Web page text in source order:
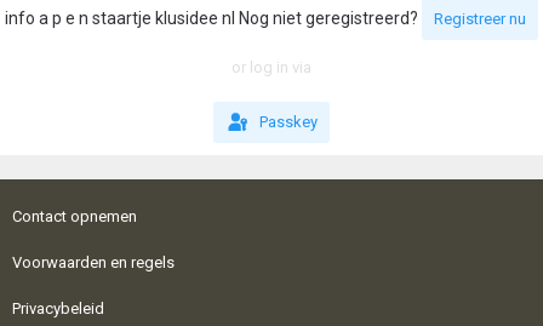
info a p e n staartje klusidee nl Nog niet geregistreerd?
Registreer nu
or log in via
Passkey
Contact opnemen
Voorwaarden en regels
Privacybeleid